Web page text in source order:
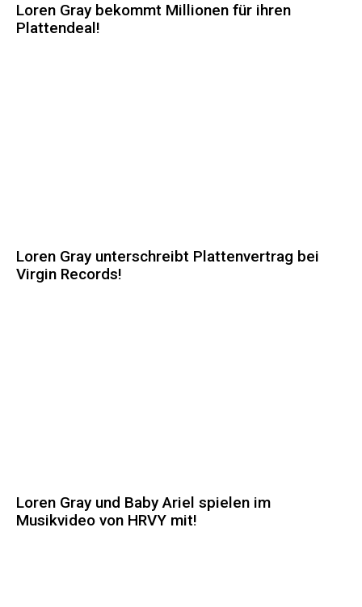
Loren Gray bekommt Millionen für ihren
Plattendeal!
Loren Gray unterschreibt Plattenvertrag bei
Virgin Records!
Loren Gray und Baby Ariel spielen im
Musikvideo von HRVY mit!